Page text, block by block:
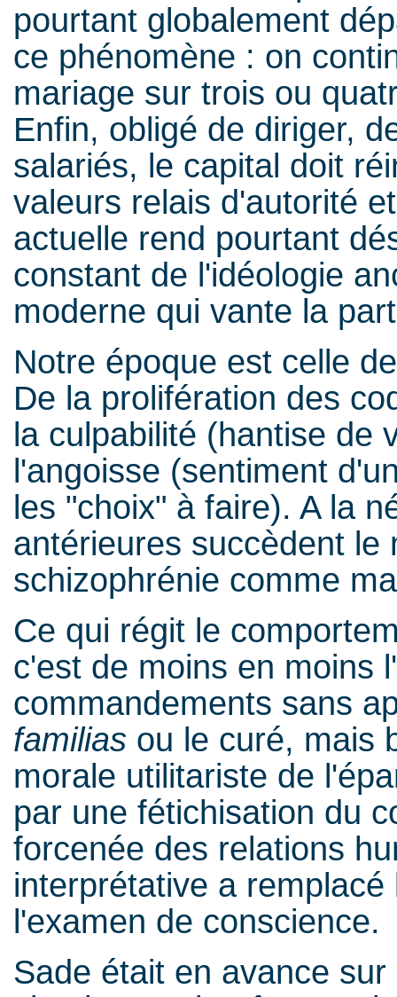
pourtant globalement
ce phénomène : on
mariage sur trois ou
Enfin, obligé de diriger,
salariés, le capital doit
valeurs relais d'autorité
actuelle rend pourtant
constant de l'idéologie
moderne qui vante la
Notre époque est celle
De la prolifération des
la culpabilité (hantise de
l'angoisse (sentiment
les "choix" à faire). A la
antérieures succèdent le
schizophrénie comme
Ce qui régit le
c'est de moins en moins
commandements sans
familias ou le curé, mais
morale utilitariste de
par une fétichisation du
forcenée des relations
interprétative a
l'examen de conscience.
Sade était en avance